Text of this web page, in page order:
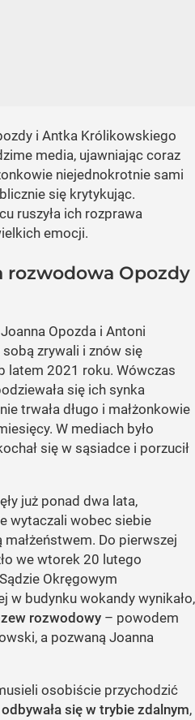
i Antka Królikowskiego
media, ujawniając coraz
niejednokrotnie sami
się krytykując.
ruszyła ich rozprawa
emocji.
rozwodowa Opozdy
Opozda i Antoni
zrywali i znów się
latem 2021 roku. Wówczas
się ich synka
trwała długo i małżonkowie
W mediach było
się w sąsiadce i porzucił
już ponad dwa lata,
wytaczali wobec siebie
Do pierwszej
we wtorek 20 lutego
Okręgowym
w budynku wokandy wynikało,
rozwodowy – powodem
a pozwaną Joanna
osobiście przychodzić
się w trybie zdalnym,